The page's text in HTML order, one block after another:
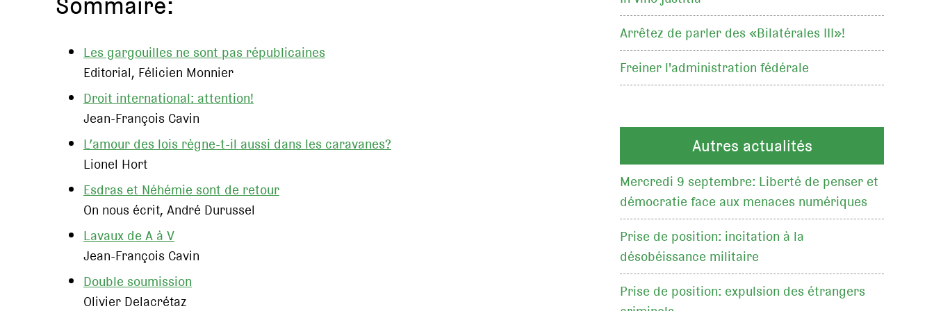
Les gargouilles ne sont pas républicaines
Editorial, Félicien Monnier
Droit international: attention!
Jean-François Cavin
L’amour des lois règne-t-il aussi dans les caravanes?
Lionel Hort
Esdras et Néhémie sont de retour
On nous écrit, André Durussel
Lavaux de A à V
Jean-François Cavin
Double soumission
Olivier Delacrétaz
Arrêtez de parler des «Bilatérales III»!
Freiner l'administration fédérale
Autres actualités
Mercredi 9 septembre: Liberté de penser et
démocratie face aux menaces numériques
Prise de position: incitation à la
désobéissance militaire
Prise de position: expulsion des étrangers